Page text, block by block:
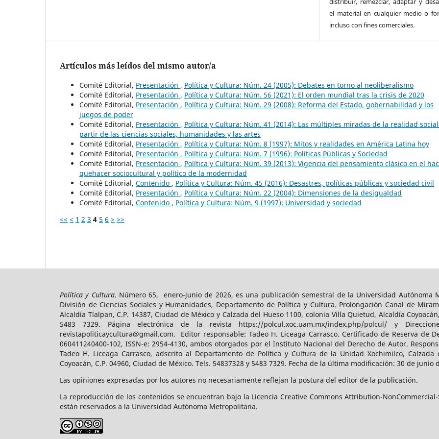
el material en cualquier medio o
incluso con fines comerciales.
Artículos más leídos del mismo autor/a
Comité Editorial, Presentación , Política y Cultura: Núm. 24 (2005): Debates en torno al neoliberalismo
Comité Editorial, Presentación , Política y Cultura: Núm. 56 (2021): El orden mundial tras la crisis de 2020
Comité Editorial, Presentación , Política y Cultura: Núm. 29 (2008): Reforma del Estado, gobernabilidad y los
juegos de poder
Comité Editorial, Presentación , Política y Cultura: Núm. 41 (2014): Las múltiples miradas de la realidad
partir de las ciencias sociales, humanidades y las artes
Comité Editorial, Presentación , Política y Cultura: Núm. 8 (1997): Mitos y realidades en América Latina hoy
Comité Editorial, Presentación , Política y Cultura: Núm. 7 (1996): Políticas Públicas y Sociedad
Comité Editorial, Presentación , Política y Cultura: Núm. 39 (2013): Vigencia del pensamiento clásico en el
quehacer sociocultural y político de la modernidad
Comité Editorial, Contenido , Política y Cultura: Núm. 45 (2016): Desastres, políticas públicas y sociedad civil
Comité Editorial, Presentación , Política y Cultura: Núm. 22 (2004): Dimensiones de la desigualdad
Comité Editorial, Contenido , Política y Cultura: Núm. 9 (1997): Universidad y sociedad
<< < 1 2 3 4 5 6 > >>
Política y Cultura. Número 65, enero-junio de 2026, es una publicación semestral de la Universidad Autónoma
División de Ciencias Sociales y Humanidades, Departamento de Política y Cultura. Prolongación Canal de
Alcaldía Tlalpan, C.P. 14387, Ciudad de México y Calzada del Hueso 1100, colonia Villa Quietud, Alcaldía
5483 7329. Página electrónica de la revista https://polcul.xoc.uam.mx/index.php/polcul/ y
revistapoliticaycultura@gmail.com. Editor responsable: Tadeo H. Liceaga Carrasco. Certificado de Reserva de
060411240400-102, ISSN-e: 2954-4130, ambos otorgados por el Instituto Nacional del Derecho de Autor.
Tadeo H. Liceaga Carrasco, adscrito al Departamento de Política y Cultura de la Unidad Xochimilco,
Coyoacán, C.P. 04960, Ciudad de México. Tels. 54837328 y 5483 7329. Fecha de la última modificación: 30 de junio
Las opiniones expresadas por los autores no necesariamente reflejan la postura del editor de la publicación.
La reproducción de los contenidos se encuentran bajo la Licencia Creative Commons Attribution-
están reservados a la Universidad Autónoma Metropolitana.